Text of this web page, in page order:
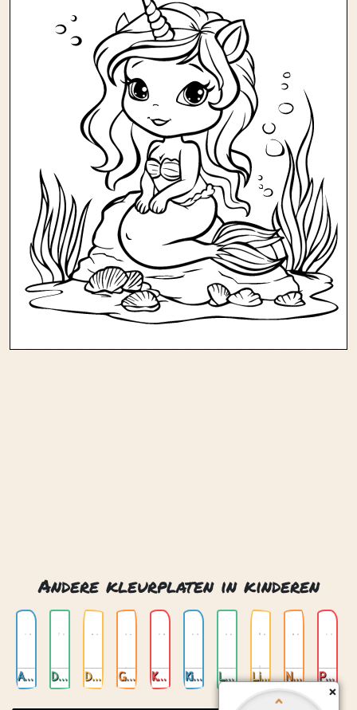
Andere kleurplaten in kinderen
Anime Dieren Draak Gebouwen Katten Kinderalfabet Leuke trollen Liefde Natuur
Paarden
×